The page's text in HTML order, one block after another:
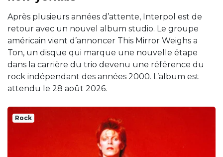
Après plusieurs années d’attente, Interpol est de
retour avec un nouvel album studio. Le groupe
américain vient d’annoncer This Mirror Weighs a
Ton, un disque qui marque une nouvelle étape
dans la carrière du trio devenu une référence du
rock indépendant des années 2000. L’album est
attendu le 28 août 2026.
Rock